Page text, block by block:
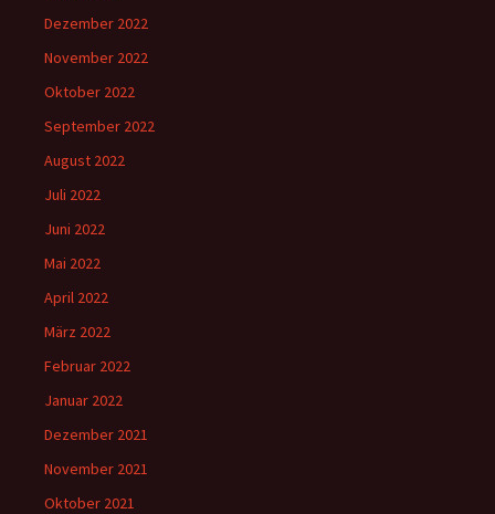
Dezember 2022
November 2022
Oktober 2022
September 2022
August 2022
Juli 2022
Juni 2022
Mai 2022
April 2022
März 2022
Februar 2022
Januar 2022
Dezember 2021
November 2021
Oktober 2021